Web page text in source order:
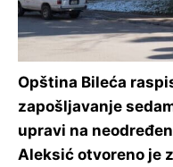
Opština Bileća
zapošljavanje
upravi na
Aleksić otvoreno je